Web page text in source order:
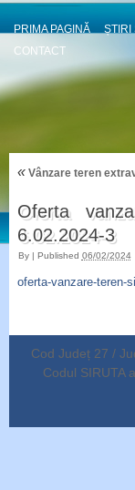
PRIMA PAGINĂ ȘTIRI
CONTACT
«Vânzare teren
Oferta
6.02.2024-3
By | Published 06/02/2024
oferta-vanzare-teren-
Cod Județ 27 /
Codul SIRUTA